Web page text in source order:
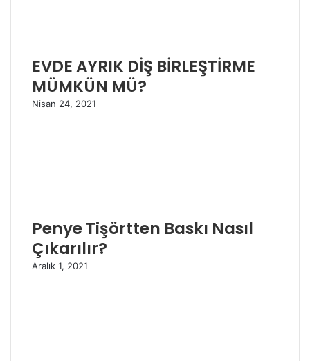
EVDE AYRIK DİŞ BİRLEŞTİRME
MÜMKÜN MÜ?
Nisan 24, 2021
Penye Tişörtten Baskı Nasıl
Çıkarılır?
Aralık 1, 2021